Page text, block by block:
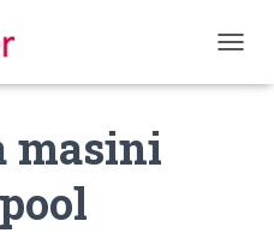
masini